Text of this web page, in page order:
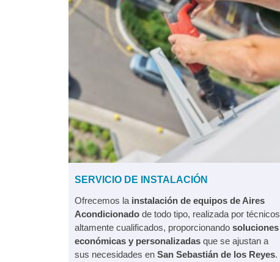
SERVICIO DE INSTALACIÓN
Ofrecemos la instalación de equipos de Aires
Acondicionado de todo tipo, realizada por técnicos
altamente cualificados, proporcionando soluciones
económicas y personalizadas que se ajustan a
sus necesidades en San Sebastián de los Reyes.